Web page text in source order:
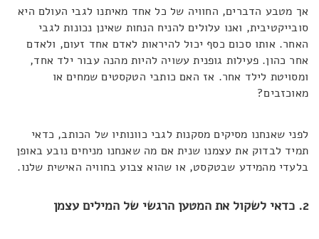
אך מטבע הדברים, החוויה של כל אחד מאיתנו לגבי העולם היא
סובייקטיבית, ואנו עלולים להניח הנחות שאינן נכונות לגבי
האחר. אותו סכום כסף יכול להיראות לאדם אחד זעום, ולאדם
אחר כהון. פעילות גופנית עשויה להיות מהנה עבור ילד אחד,
ומסויטת לילד אחר. אז האם כותבי הטקסטים שמחים או
מאוכזבים?
לפני שאנחנו מסיקים מסקנות לגבי כוונותיו של הכותב, כדאי
תמיד לבדוק את עצמנו שנית אם מה שאנחנו מניחים נובע באופן
בלעדי מהמידע שבטקסט, או שהוא צבוע בחוויה האישית שלנו.
2. כדאי לשקול את המטען הרגשי של המילים עצמן